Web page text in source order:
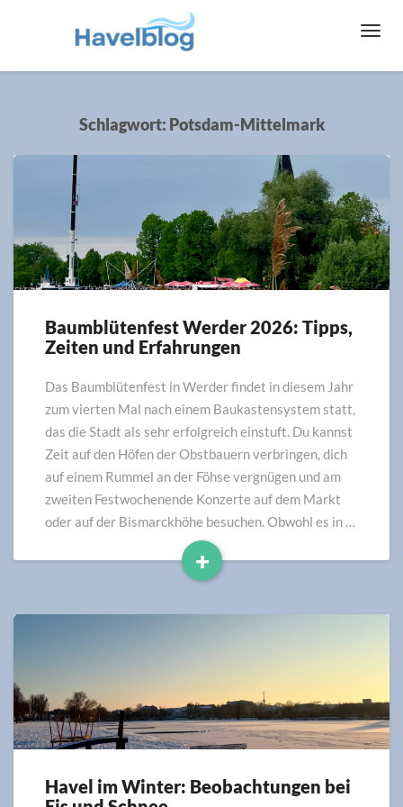
Schlagwort: Potsdam-Mittelmark
Baumblütenfest
Werder
Tipps,
Zeiten
und
Baumblütenfest Werder 2026: Tipps,
Zeiten und Erfahrungen
Das Baumblütenfest in Werder findet in diesem Jahr
zum vierten Mal nach einem Baukastensystem statt,
das die Stadt als sehr erfolgreich einstuft. Du kannst
Zeit auf den Höfen der Obstbauern verbringen, dich
auf einem Rummel an der Föhse vergnügen und am
zweiten Festwochenende Konzerte auf dem Markt
oder auf der Bismarckhöhe besuchen. Obwohl es in …
+
Read
Havel
Havel im Winter: Beobachtungen bei